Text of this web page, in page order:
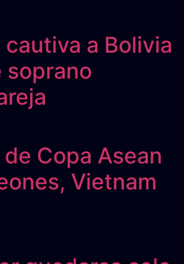
cautiva a Bolivia
soprano
Copa Asean
Vietnam